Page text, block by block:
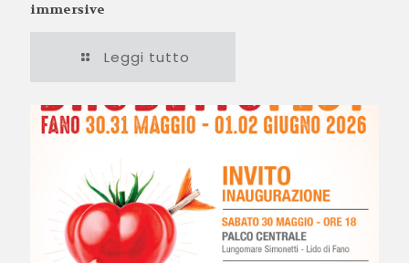
immersive
Leggi tutto